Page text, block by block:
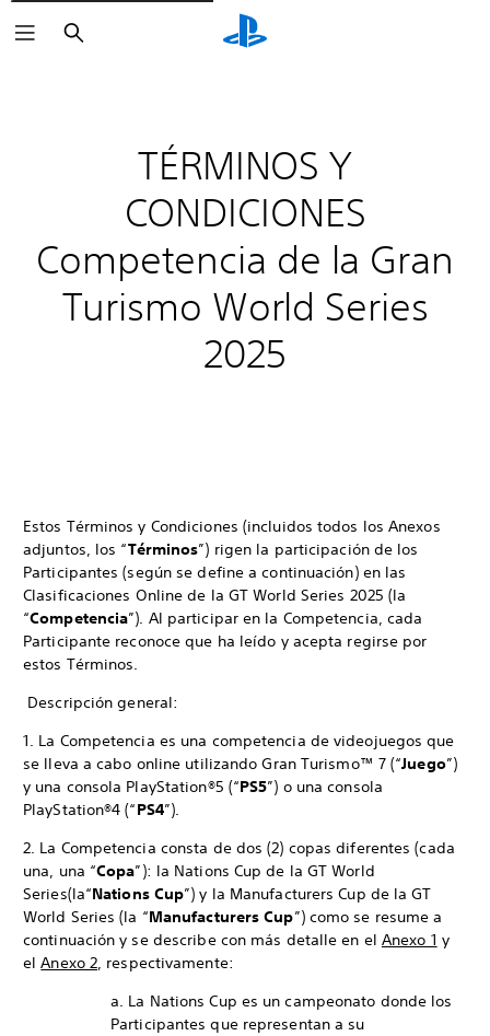
Buscar
TÉRMINOS Y
CONDICIONES
Competencia de la Gran
Turismo World Series
2025
Estos Términos y Condiciones (incluidos todos los Anexos
adjuntos, los “Términos”) rigen la participación de los
Participantes (según se define a continuación) en las
Clasificaciones Online de la GT World Series 2025 (la
“Competencia”). Al participar en la Competencia, cada
Participante reconoce que ha leído y acepta regirse por
estos Términos.
Descripción general:
1. La Competencia es una competencia de videojuegos que
se lleva a cabo online utilizando Gran Turismo™ 7 (“Juego”)
y una consola PlayStation®5 (“PS5”) o una consola
PlayStation®4 (“PS4”).
2. La Competencia consta de dos (2) copas diferentes (cada
una, una “Copa”): la Nations Cup de la GT World
Series(la“Nations Cup”) y la Manufacturers Cup de la GT
World Series (la “Manufacturers Cup”) como se resume a
continuación y se describe con más detalle en el Anexo 1 y
elAnexo 2, respectivamente:
a. La Nations Cup es un campeonato donde los
Participantes que representan a su